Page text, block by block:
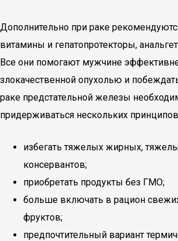
Дополнительно при раке
витамины и гепатопротекторы,
Все они помогают мужчине
злокачественной опухолью и
раке предстательной железы
придерживаться нескольких
избегать тяжелых жирных,
консервантов;
приобретать продукты без ГМО;
больше включать в рацион
фруктов;
предпочтительный вариант